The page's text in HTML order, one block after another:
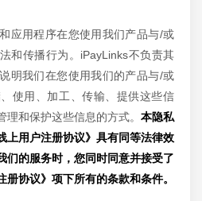
应用程序在您使用我们产品与/或
和传播行为。iPayLinks不负责其
明我们在您使用我们的产品与/或
使用、加工、传输、提供这些信
和保护这些信息的方式。 本隐私
上用户注册协议》具有同等法律效
们的服务时，您同时同意并接受了
协议》项下所有的条款和条件。